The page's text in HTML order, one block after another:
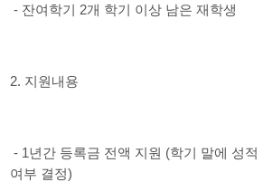
- 잔여학기 2개 학기 이상 남은 재학생
2. 지원내용
- 1년간 등록금 전액 지원 (학기 말에 성
여부 결정)